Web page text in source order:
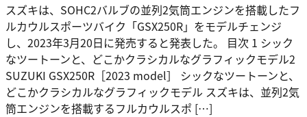
スズキは、SOHC2バルブの並列2気筒エンジンを搭載したフ
ルカウルスポーツバイク「GSX250R」をモデルチェンジ
し、2023年3月20日に発売すると発表した。 目次 1 シック
なツートーンと、どこかクラシカルなグラフィックモデル2
SUZUKI GSX250R［2023 model］ シックなツートーンと、
どこかクラシカルなグラフィックモデル スズキは、並列2気
筒エンジンを搭載するフルカウルスポ […]